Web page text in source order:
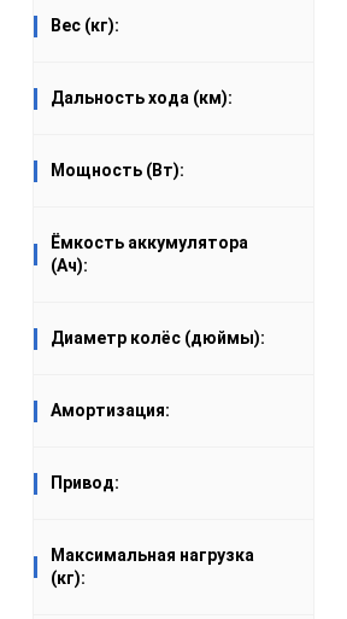
Вес (кг):
Дальность хода (км):
Мощность (Вт):
Ёмкость аккумулятора
(Ач):
Диаметр колёс (дюймы):
Амортизация:
Привод:
Максимальная нагрузка
(кг):